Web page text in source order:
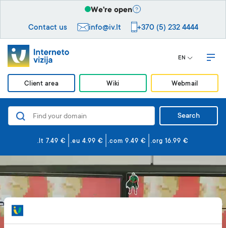
Contact us info@iv.lt +370 (5) 232 4444
We're open
EN
Domains
Website and email hosting
Website builder
Security
VPS servers
Client area Wiki Webmail
Search
.lt 7.49 € .eu 4.99 € .com 9.49 € .org 16.99 €